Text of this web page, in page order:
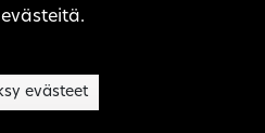
evästeet